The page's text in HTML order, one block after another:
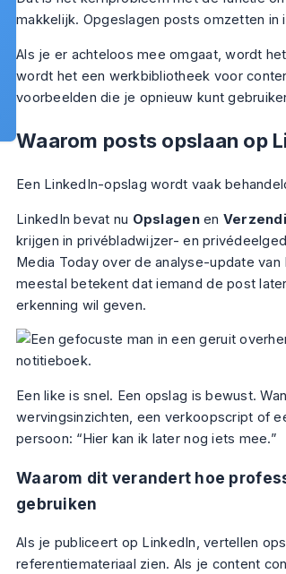
makkelijk. Opgeslagen posts omzetten
Als je er achteloos mee omgaat, wordt
wordt het een werkbibliotheek voor
voorbeelden die je opnieuw kunt
Waarom posts opslaan op
Een LinkedIn-opslag wordt vaak
LinkedIn bevat nu Opslagenen
krijgen in privébladwijzer- en
Media Today over de analyse-update van
meestal betekent dat iemand de post
erkenning wil geven.
Een like is snel. Een opslag is bewust.
wervingsinzichten, een verkoopscript of
persoon: “Hier kan ik later nog iets mee.”
Waarom dit verandert hoe
gebruiken
Als je publiceert op LinkedIn, vertellen
referentiemateriaal zien. Als je content